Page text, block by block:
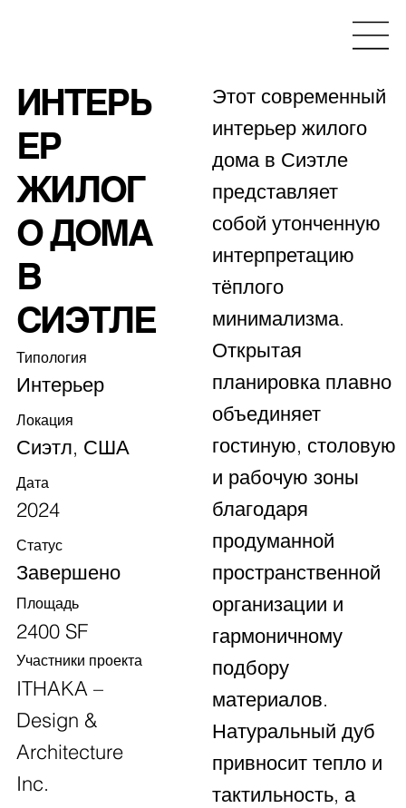
ИНТЕРЬ
ЕР
ЖИЛОГ
О ДОМА
В
СИЭТЛЕ
Типология
Интерьер
Локация
Сиэтл, США
Дата
2024
Статус
Завершено
Площадь
2400 SF
Участники проекта
ITHAKA –
Design &
Architecture
Inc.
Этот современный
интерьер жилого
дома в Сиэтле
представляет
собой утонченную
интерпретацию
тёплого
минимализма.
Открытая
планировка плавно
объединяет
гостиную, столовую
и рабочую зоны
благодаря
продуманной
пространственной
организации и
гармоничному
подбору
материалов.
Натуральный дуб
привносит тепло и
тактильность, а